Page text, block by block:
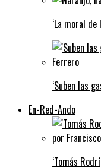
‘La moral
‘Suben las
En-Red-Ando
‘Tomás